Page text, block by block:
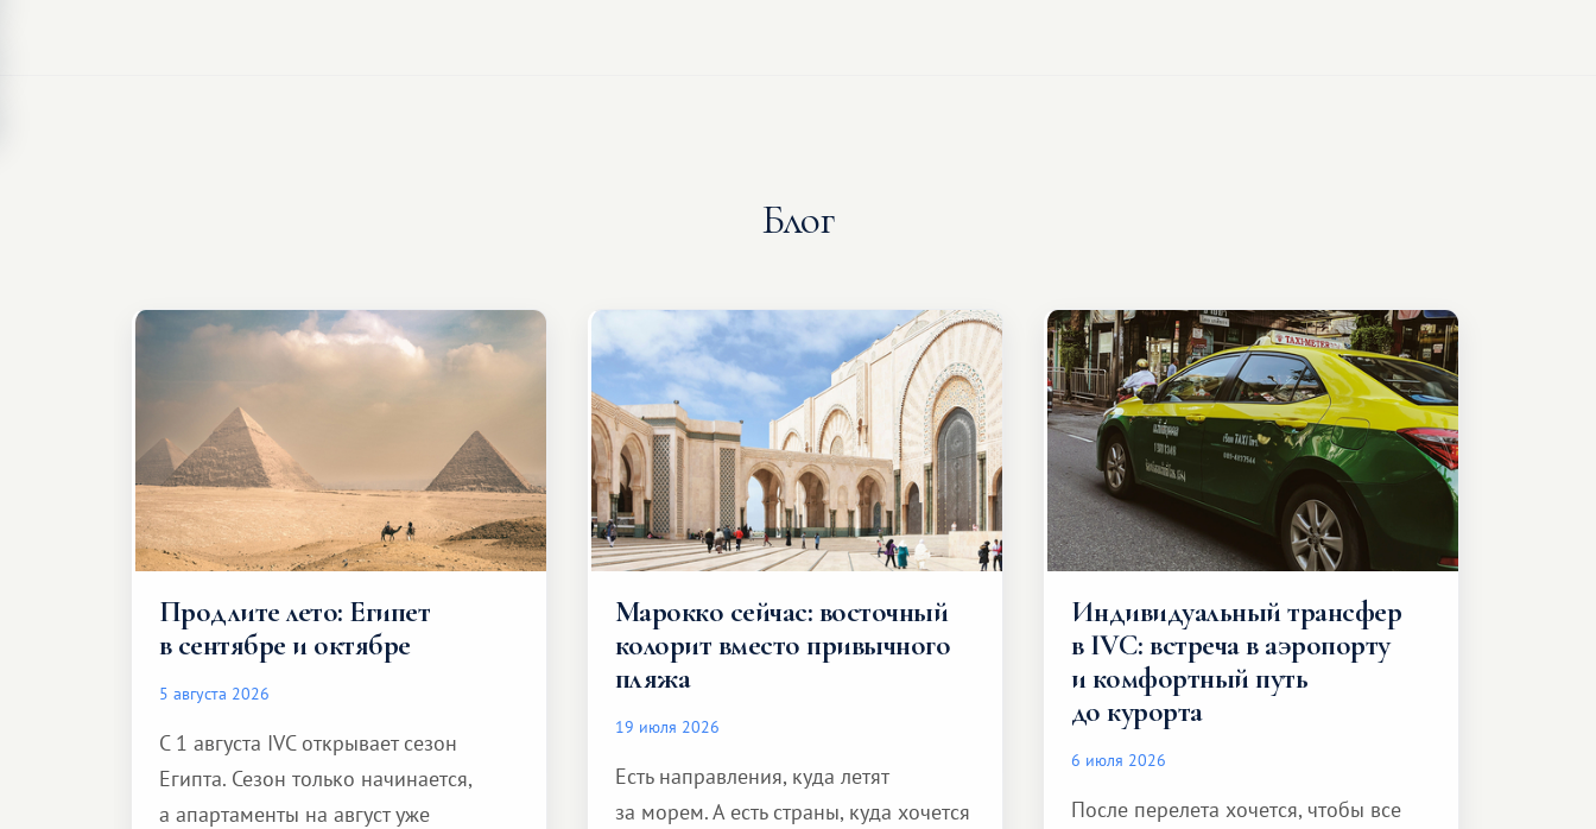
Блог
Продлите лето: Египет
в сентябре и октябре
5 августа 2026
С 1 августа IVC открывает сезон
Египта. Сезон только начинается,
а апартаменты на август уже
Марокко сейчас: восточный
колорит вместо привычного
пляжа
19 июля 2026
Есть направления, куда летят
за морем. А есть страны, куда хочется
Индивидуальный трансфер
в IVC: встреча в аэропорту
и комфортный путь
до курорта
6 июля 2026
После перелета хочется, чтобы все